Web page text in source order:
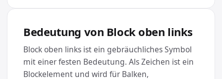
Bedeutung von Block oben links
Block oben links ist ein gebräuchliches Symbol
mit einer festen Bedeutung. Als Zeichen ist ein
Blockelement und wird für Balken,